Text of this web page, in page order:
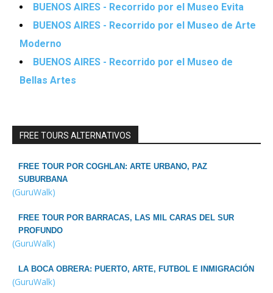
BUENOS AIRES - Recorrido por el Museo Evita
BUENOS AIRES - Recorrido por el Museo de Arte
Moderno
BUENOS AIRES - Recorrido por el Museo de
Bellas Artes
FREE TOURS ALTERNATIVOS
FREE TOUR POR COGHLAN: ARTE URBANO, PAZ
SUBURBANA
(GuruWalk)
FREE TOUR POR BARRACAS, LAS MIL CARAS DEL SUR
PROFUNDO
(GuruWalk)
LA BOCA OBRERA: PUERTO, ARTE, FUTBOL E INMIGRACIÓN
(GuruWalk)